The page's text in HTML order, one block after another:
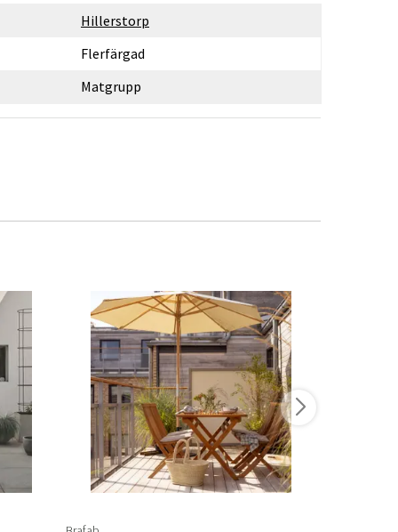
Hillerstorp
Flerfärgad
Matgrupp